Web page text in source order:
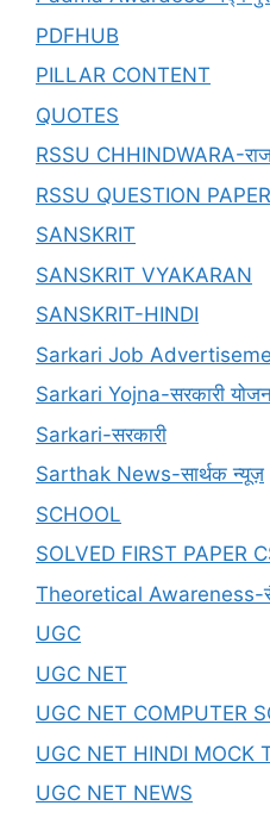
PDFHUB
PILLAR CONTENT
QUOTES
RSSU CHHINDWARA-
RSSU QUESTION
SANSKRIT
SANSKRIT VYAKARAN
SANSKRIT-HINDI
Sarkari Job
Sarkari Yojna-सरकारी
Sarkari-सरकारी
Sarthak News-सार्थक न्यूज़
SCHOOL
SOLVED FIRST PAPER
Theoretical Awareness-
UGC
UGC NET
UGC NET COMPUTER
UGC NET HINDI MOCK
UGC NET NEWS